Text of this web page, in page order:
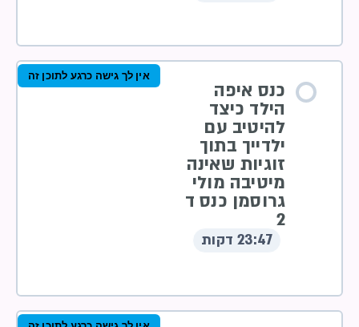
כנס איפה
הילד כיצד
להיטיב עם
ילדייך בתוך
זוגיות שאינה
מיטיבה מולי
גרוסמן כנס ד
2
23:47 דקות
אין לך גישה כרגע לתוכן זה